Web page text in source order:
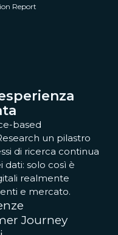
Report
based
un pilastro
di ricerca continua
dati: solo così è
realmente
e mercato.
Journey